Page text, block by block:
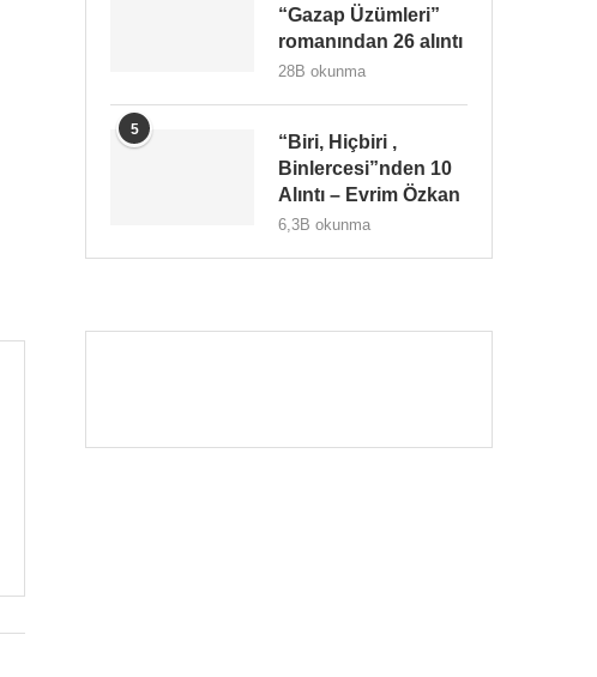
“Gazap Üzümleri”
romanından 26 alıntı
28B okunma
5
“Biri, Hiçbiri ,
Binlercesi”nden 10
Alıntı – Evrim Özkan
6,3B okunma